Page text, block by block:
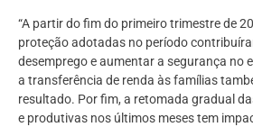
“A partir do fim do primeiro trimestre de
proteção adotadas no período
desemprego e aumentar a segurança no
a transferência de renda às famílias
resultado. Por fim, a retomada gradual
e produtivas nos últimos meses tem